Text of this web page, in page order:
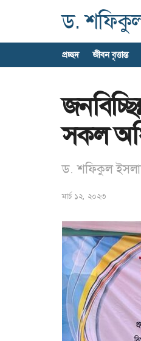
ড.
প্রচ্ছদ জীবন বৃত্তান্ত
সকল
ড. শফিকুল
মার্চ ১২, ২০২৩